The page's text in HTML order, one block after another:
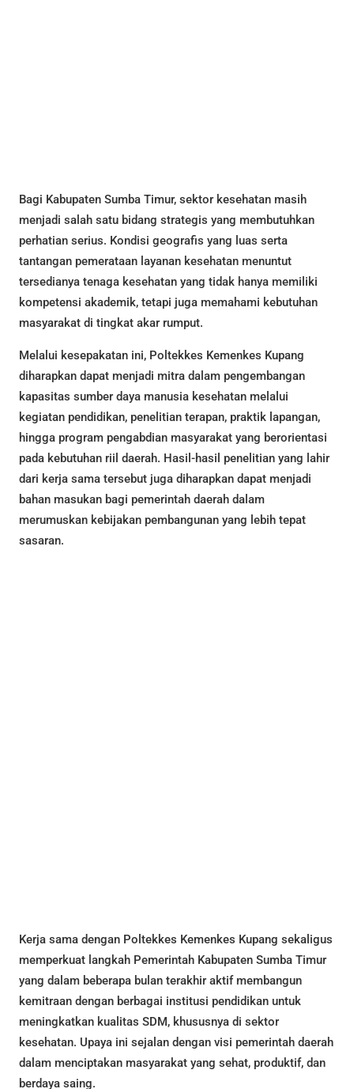
Bagi Kabupaten Sumba Timur, sektor kesehatan masih
menjadi salah satu bidang strategis yang membutuhkan
perhatian serius. Kondisi geografis yang luas serta
tantangan pemerataan layanan kesehatan menuntut
tersedianya tenaga kesehatan yang tidak hanya memiliki
kompetensi akademik, tetapi juga memahami kebutuhan
masyarakat di tingkat akar rumput.
Melalui kesepakatan ini, Poltekkes Kemenkes Kupang
diharapkan dapat menjadi mitra dalam pengembangan
kapasitas sumber daya manusia kesehatan melalui
kegiatan pendidikan, penelitian terapan, praktik lapangan,
hingga program pengabdian masyarakat yang berorientasi
pada kebutuhan riil daerah. Hasil-hasil penelitian yang lahir
dari kerja sama tersebut juga diharapkan dapat menjadi
bahan masukan bagi pemerintah daerah dalam
merumuskan kebijakan pembangunan yang lebih tepat
sasaran.
Kerja sama dengan Poltekkes Kemenkes Kupang sekaligus
memperkuat langkah Pemerintah Kabupaten Sumba Timur
yang dalam beberapa bulan terakhir aktif membangun
kemitraan dengan berbagai institusi pendidikan untuk
meningkatkan kualitas SDM, khususnya di sektor
kesehatan. Upaya ini sejalan dengan visi pemerintah daerah
dalam menciptakan masyarakat yang sehat, produktif, dan
berdaya saing.